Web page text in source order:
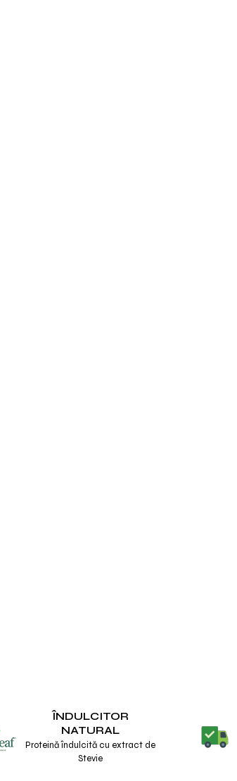
ÎNDULCITOR
NATURAL
Proteină îndulcită cu extract de
Stevie